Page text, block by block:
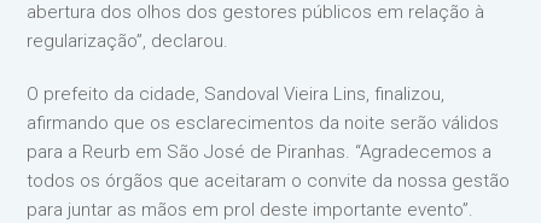
abertura dos olhos dos gestores públicos em relação à
regularização”, declarou.
O prefeito da cidade, Sandoval Vieira Lins, finalizou,
afirmando que os esclarecimentos da noite serão válidos
para a Reurb em São José de Piranhas. “Agradecemos a
todos os órgãos que aceitaram o convite da nossa gestão
para juntar as mãos em prol deste importante evento”.